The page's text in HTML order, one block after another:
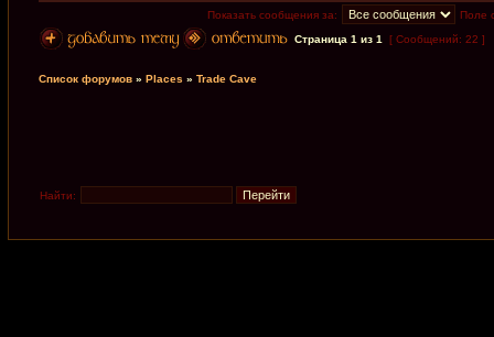
Показать сообщения за:
Поле
Страница 1 из 1 [ Сообщений: 22 ]
Список форумов » Places » Trade Cave
Найти: